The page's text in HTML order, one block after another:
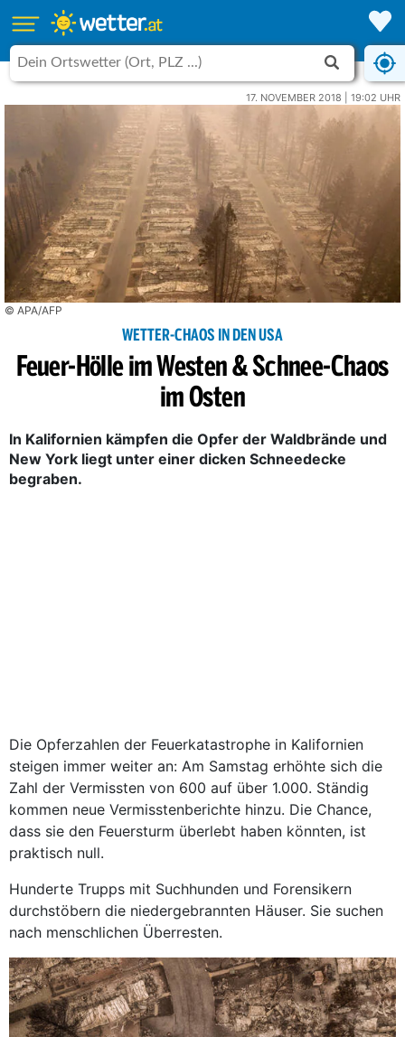
17. NOVEMBER 2018 | 19:02 UHR
© APA/AFP
WETTER-CHAOS IN DEN USA
Feuer-Hölle im Westen & Schnee-Chaos
im Osten
In Kalifornien kämpfen die Opfer der Waldbrände und
New York liegt unter einer dicken Schneedecke
begraben.
Die Opferzahlen der Feuerkatastrophe in Kalifornien
steigen immer weiter an: Am Samstag erhöhte sich die
Zahl der Vermissten von 600 auf über 1.000. Ständig
kommen neue Vermisstenberichte hinzu. Die Chance,
dass sie den ­Feuersturm überlebt haben könnten, ist
praktisch null.
Hunderte Trupps mit Suchhunden und Forensikern
durchstöbern die niedergebrannten Häuser. Sie suchen
nach menschlichen Überresten.